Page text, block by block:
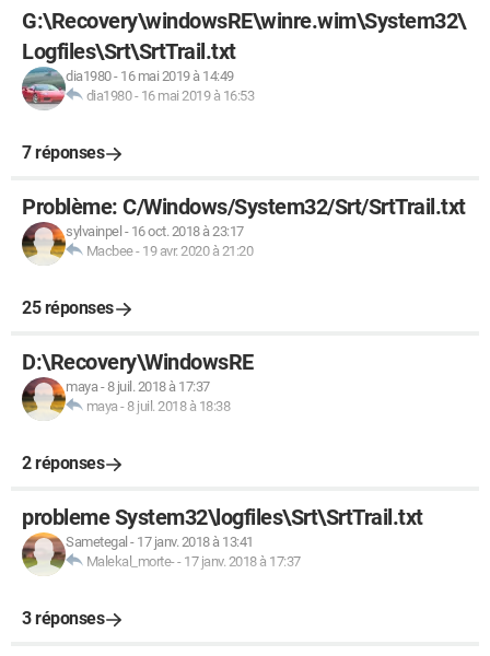
G:\Recovery\windowsRE\winre.wim\System32\
Logfiles\Srt\SrtTrail.txt
dia1980- 16 mai 2019 à 14:49
dia1980- 16 mai 2019 à 16:53
7 réponses
Problème: C/Windows/System32/Srt/SrtTrail.txt
sylvainpel - 16 oct. 2018 à 23:17
Macbee- 19 avr. 2020 à 21:20
25 réponses
D:\Recovery\WindowsRE
maya-8 juil. 2018 à 17:37
maya - 8 juil. 2018 à 18:38
2 réponses
probleme System32\logfiles\Srt\SrtTrail.txt
Sametegal - 17 janv. 2018 à 13:41
Malekal_morte-- 17 janv. 2018 à 17:37
3 réponses